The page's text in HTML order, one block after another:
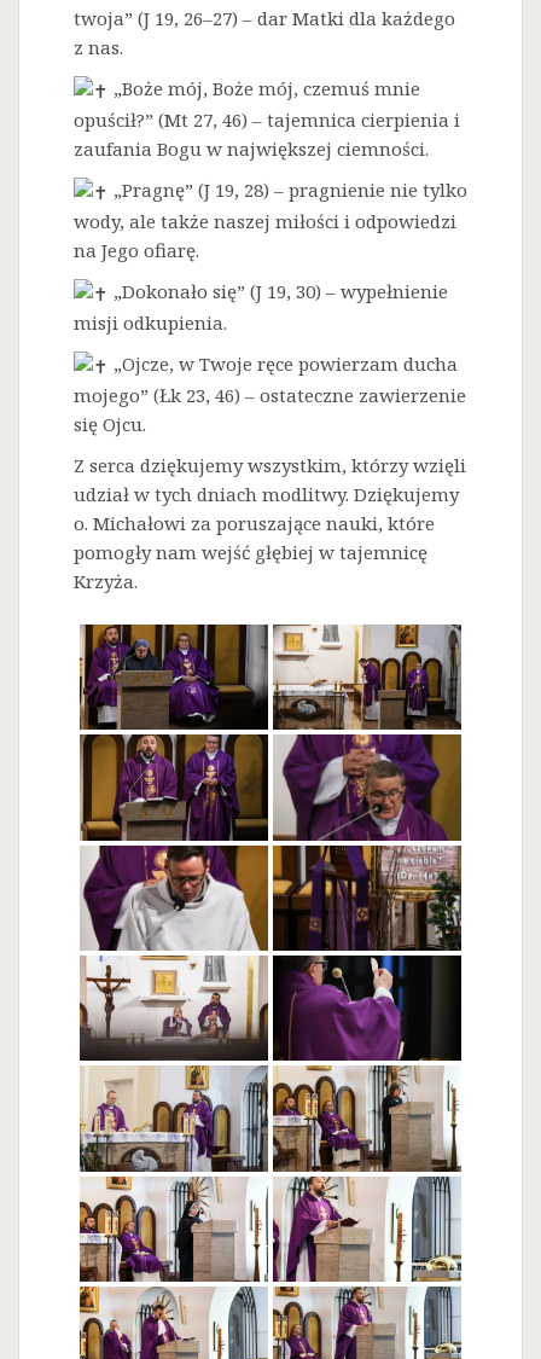
twoja” (J 19, 26–27) – dar Matki dla każdego
z nas.
„Boże mój, Boże mój, czemuś mnie
opuścił?” (Mt 27, 46) – tajemnica cierpienia i
zaufania Bogu w największej ciemności.
„Pragnę” (J 19, 28) – pragnienie nie tylko
wody, ale także naszej miłości i odpowiedzi
na Jego ofiarę.
„Dokonało się” (J 19, 30) – wypełnienie
misji odkupienia.
„Ojcze, w Twoje ręce powierzam ducha
mojego” (Łk 23, 46) – ostateczne zawierzenie
się Ojcu.
Z serca dziękujemy wszystkim, którzy wzięli
udział w tych dniach modlitwy. Dziękujemy
o. Michałowi za poruszające nauki, które
pomogły nam wejść głębiej w tajemnicę
Krzyża.